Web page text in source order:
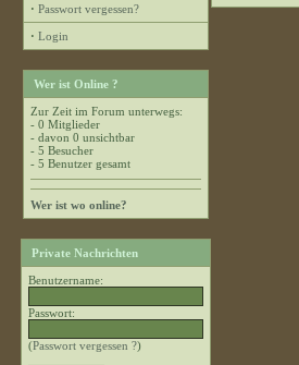
· Passwort vergessen?
· Login
Wer ist Online ?
Zur Zeit im Forum unterwegs:
- 0 Mitglieder
- davon 0 unsichtbar
- 5 Besucher
- 5 Benutzer gesamt
Wer ist wo online?
Private Nachrichten
Benutzername:
Passwort:
(Passwort vergessen ?)